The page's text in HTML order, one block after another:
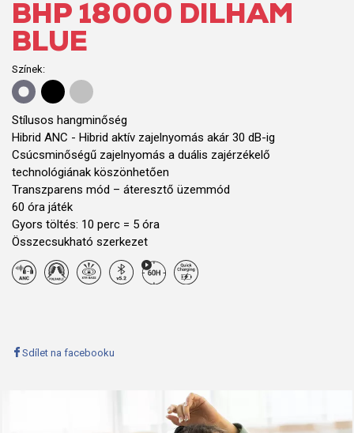
BHP 18000 DILHAM
BLUE
Színek:
Stílusos hangminőség
Hibrid ANC - Hibrid aktív zajelnyomás akár 30 dB-ig
Csúcsminőségű zajelnyomás a duális zajérzékelő
technológiának köszönhetően
Transzparens mód – áteresztő üzemmód
60 óra játék
Gyors töltés: 10 perc = 5 óra
Összecsukható szerkezet
Sdílet na facebooku